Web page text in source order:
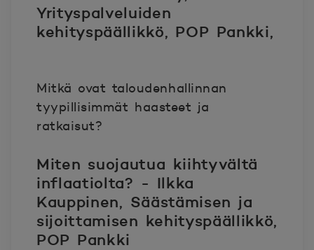
Yrityspalveluiden
kehityspäällikkö, POP Pankki,
Mitkä ovat taloudenhallinnan
tyypillisimmät haasteet ja
ratkaisut? ​
Miten suojautua kiihtyvältä
inflaatiolta? - Ilkka
Kauppinen, Säästämisen ja
sijoittamisen kehityspäällikkö,
POP Pankki ​